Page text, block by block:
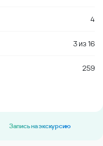
4
3 из16
259
Запись на экскурсию